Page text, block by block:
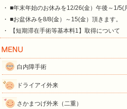
・ ■年末年始のお休みを12/26(金）午後～1/5(
・ ■お盆休みを8/8(金）～15(金）頂きます。
・ 【短期滞在手術等基本料1】取得について
白内障手術
ドライアイ外来
さかまつげ外来（二重）